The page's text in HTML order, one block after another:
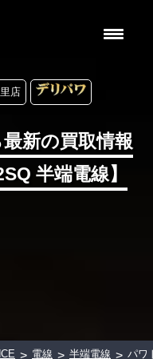
店
新の買取情報
半端電線】
> 電線 > 半端電線 > パワ